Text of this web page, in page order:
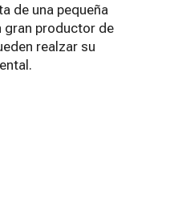
de una pequeña
gran productor de
realzar su